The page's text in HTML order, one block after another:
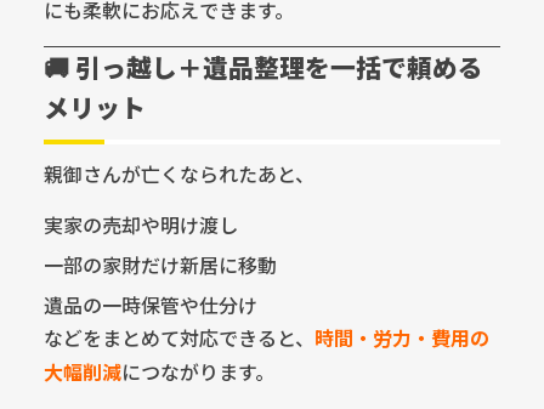
にも柔軟にお応えできます。
🚚 引っ越し＋遺品整理を一括で頼める
メリット
親御さんが亡くなられたあと、
実家の売却や明け渡し
一部の家財だけ新居に移動
遺品の一時保管や仕分け
などをまとめて対応できると、 時間・労力・費用の
大幅削減につながります。